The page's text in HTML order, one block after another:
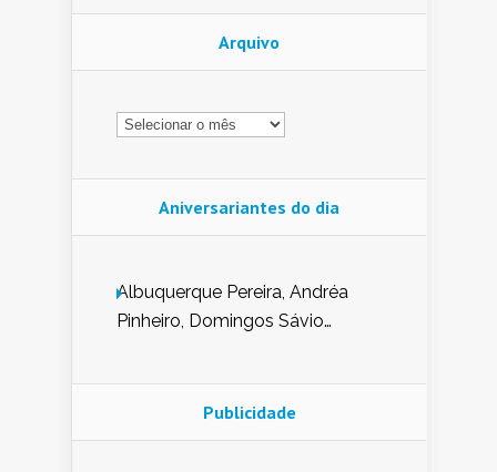
Arquivo
Arquivo
Aniversariantes do dia
Albuquerque Pereira, Andréa
Pinheiro, Domingos Sávio
Nunes de Sena, Fátima Peixoto,
Glória Pereira, Kátia Mesel,
Publicidade